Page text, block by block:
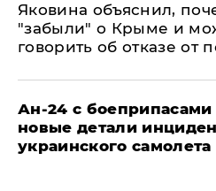
Яковина объяснил,
"забыли" о Крыме и
говорить об отказе от
Ан-24 с
новые детали
украинского